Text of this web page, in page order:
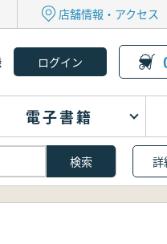
店舗情報・アクセス
電子書籍
詳